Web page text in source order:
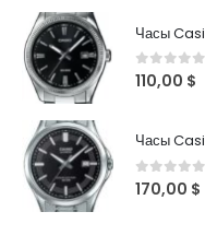
Часы
0out of
110,00 $
Часы
0out of
170,00 $